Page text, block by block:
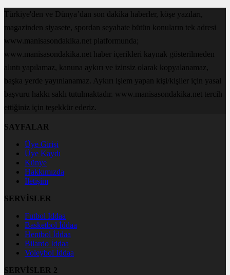
Türkiye'den ve Dünya’dan son dakika haberler, köşe yazıları,
magazinden siyasete, spordan seyahate bütün konuların tek adresi
www.manisasondakika.net platformunda;
www.manisasondakika.net haber içerikleri kaynak gösterilmeden
alıntı yapılamaz, kanuna aykırı ve izinsiz olarak kopyalanamaz,
başka yerde yayınlanamaz. Aykırı işlem yapan kişi/kişiler için yasal
başvuru hakkı saklı tutulmaktadır. www.manisasondakika.net tercih
ettiğiniz için teşekkür ederiz.
SAYFALAR
Üye Girişi
Üye Kaydı
Künye
Hakkımızda
İletişim
SERVİSLER
Futbol İddaa
Basketbol İddaa
Hentbol İddaa
Bilardo İddaa
Voleybol İddaa
SERVİSLER 2